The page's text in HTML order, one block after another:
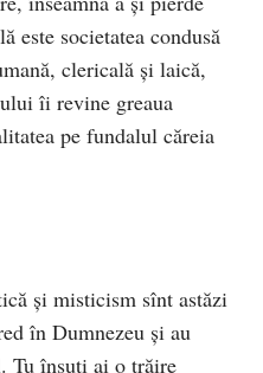
este societatea condusă
clericală şi laică,
îi revine greaua
pe fundalul căreia
şi misticism sînt astăzi
în Dumnezeu şi au
Tu însuţi ai o trăire